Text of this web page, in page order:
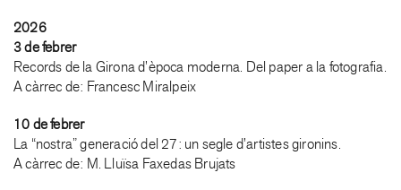
2026
3 de febrer
Records de la Girona d’època moderna. Del paper a la fotografia.
A càrrec de: Francesc Miralpeix
10 de febrer
La “nostra” generació del 27: un segle d’artistes gironins.
A càrrec de: M. Lluïsa Faxedas Brujats